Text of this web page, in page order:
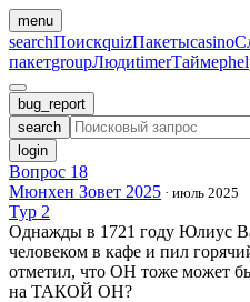
menu
searchПоискquizПакетыcasino
пакетgroupЛюдиtimerТаймер
bug_report
search
login
Вопрос 18
Мюнхен Зовет 2025 · июль 2025
Тур 2
Однажды в 1721 году Юлиус
человеком в кафе и пил
отметил, что ОН тоже может
на ТАКОЙ ОН?